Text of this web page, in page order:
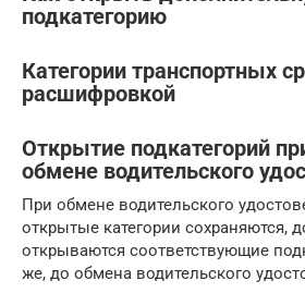
подкатегорию
Категории транспортных
расшифровкой
Открытие подкатегорий
обмене водительского
При обмене водительского
открытые категории сохраняются,
открываются соответствующие
же, до обмена водительского